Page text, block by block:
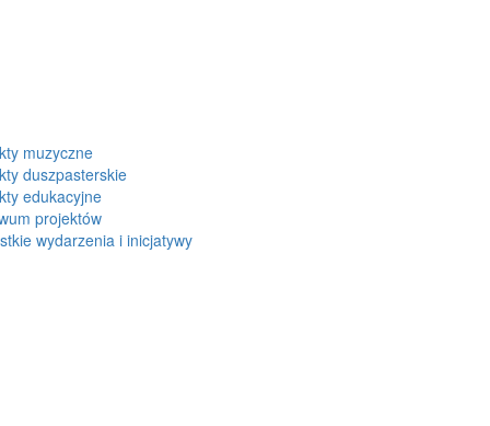
muzyczne
duszpasterskie
edukacyjne
projektów
wydarzenia i inicjatywy